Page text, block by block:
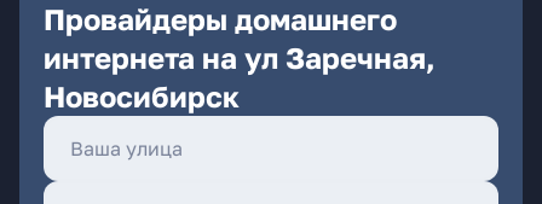
Провайдеры домашнего
интернета на ул Заречная,
Новосибирск